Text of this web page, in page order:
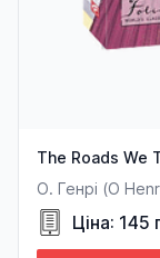
The Roads We
О. Генрі (O
Ціна: 145